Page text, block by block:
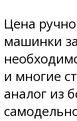
Цена
машинки
и многие
аналог из